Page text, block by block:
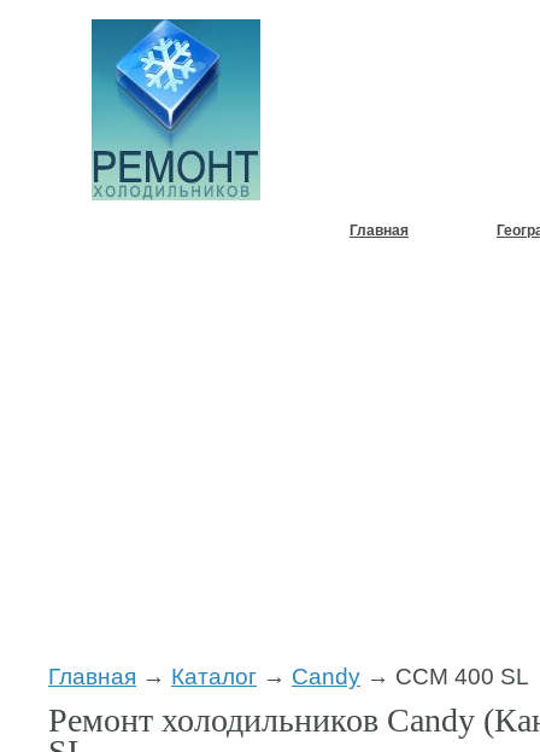
Главная
Главная → Каталог → Candy → CCM 400 SL
Ремонт холодильников Candy